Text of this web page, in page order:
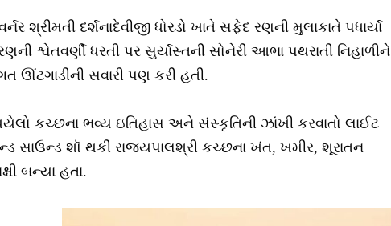
શ્રીમતી દર્શનાદેવીજી ધોરડો ખાતે સફેદ રણની મુલાકાતે પધાર્યા
ધરતી પર સુર્યાસ્તની સોનેરી આભા પથરાતી નિહાળીને
ઊંટગાડીની સવારી પણ કરી હતી.
કચ્છના ભવ્ય ઇતિહાસ અને સંસ્કૃતિની ઝાંખી કરવાતો લાઈટ
સાઉન્ડ શૉ થકી રાજ્યપાલશ્રી કચ્છના ખંત, ખમીર, શૂરાતન
બન્યા હતા.